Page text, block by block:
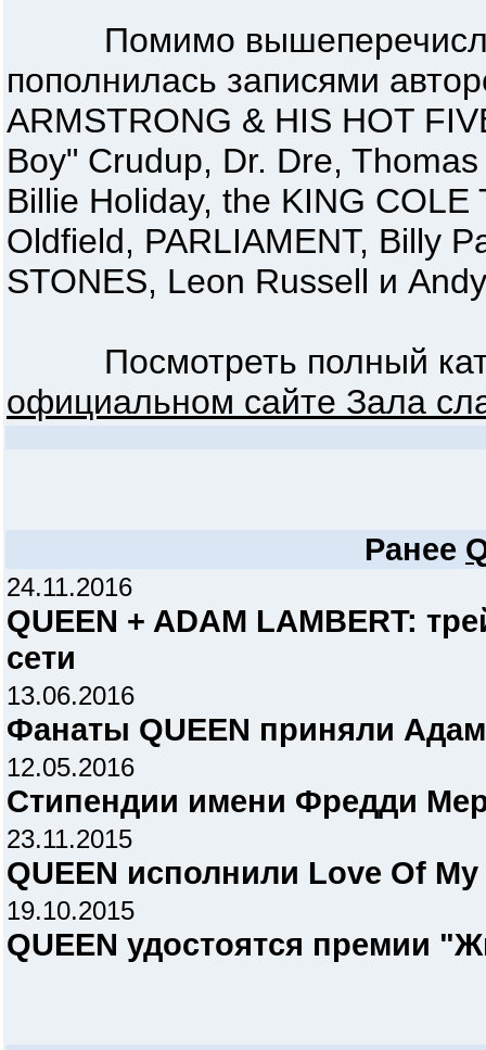
Помимо
пополнилась записями
ARMSTRONG & HIS HOT
Boy" Crudup, Dr. Dre,
Billie Holiday, the KING
Oldfield, PARLIAMENT, Billy
STONES, Leon Russell и
Посмотреть полный
официальном сайте Зала
Ранее
24.11.2016
QUEEN + ADAM LAMBERT:
сети
13.06.2016
Фанаты QUEEN приняли
12.05.2016
Cтипендии имени Фредди
23.11.2015
QUEEN исполнили Love Of
19.10.2015
QUEEN удостоятся премии